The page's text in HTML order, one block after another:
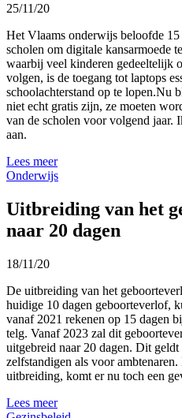
25/11/20
Het Vlaams onderwijs beloofde 15
scholen om digitale kansarmoede
waarbij veel kinderen gedeeltelijk
volgen, is de toegang tot laptops
schoolachterstand op te lopen.Nu
niet echt gratis zijn, ze moeten
van de scholen voor volgend jaar.
aan.
Lees meer
Onderwijs
Uitbreiding van het
naar 20 dagen
18/11/20
De uitbreiding van het
huidige 10 dagen geboorteverlof,
vanaf 2021 rekenen op 15 dagen
telg. Vanaf 2023 zal dit
uitgebreid naar 20 dagen. Dit
zelfstandigen als voor
uitbreiding, komt er nu toch een
Lees meer